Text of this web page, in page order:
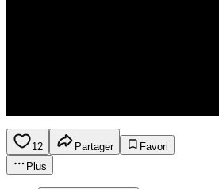
12 Partager
Favori
Plus